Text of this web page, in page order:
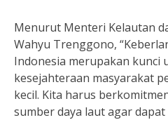
Menurut Menteri Kelautan
Wahyu Trenggono,
Indonesia merupakan kunci
kesejahteraan masyarakat
kecil. Kita harus
sumber daya laut agar